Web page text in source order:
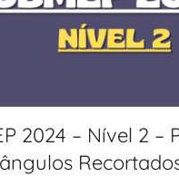
2024 – Nível 2 –